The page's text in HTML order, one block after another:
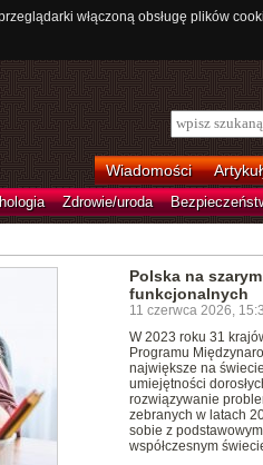
włączoną obsługę plików
Wiadomości
Zdrowie/uroda
Polska na
funkcjonalnych
11 czerwca 2026,
W 2023 roku 31
Programu
największe na
umiejętności
rozwiązywanie
zebranych w latach
sobie z
współczesnym